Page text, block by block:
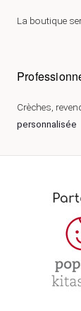
La boutique
Crèches,
personnalisée